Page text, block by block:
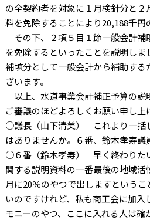
の全契約者を対象に１月検針分と
料を免除することにより20,188千円
その下、２項５目１節一般会計補
を免除するといったことを説明し
補填分として一般会計から補助する
ざいます。
以上、水道事業会計補正予算の説
ご審議のほどよろしくお願い申し上
○議長（山下清美） これより一括
はありませんか。６番、鈴木孝寿議
○６番（鈴木孝寿） 早く終わりた
関する説明資料の一番最後の地域活
月に20％のやつで出しますという
いのですけれど、私も商工会に加入
モニーのやつ、ここに入れる人は確